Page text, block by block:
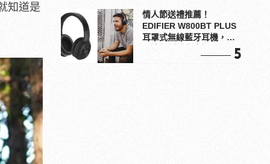
知道是
情人節送禮推薦！
EDIFIER W800BT PLUS
耳罩式無線藍牙耳機，在
5